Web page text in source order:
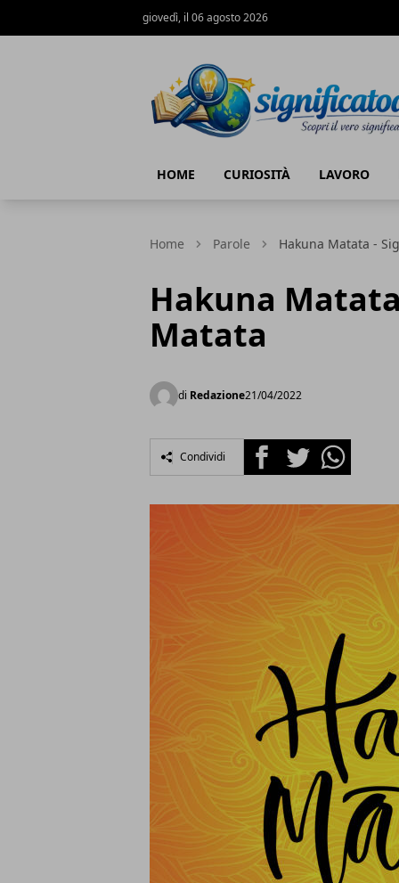
giovedì, il 06 agosto 2026
HOME CURIOSITÀ LAVORO
Home Parole Hakuna Matata -
Hakuna
Matata
di Redazione21/04/2022
Condividi FacebookTwitterWhatsapp